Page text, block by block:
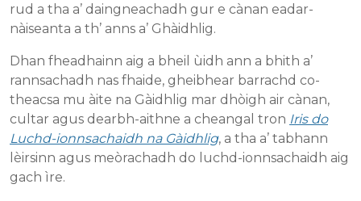
rud a tha a’ daingneachadh gur e cànan eadar-
nàiseanta a th’ anns a’ Ghàidhlig.
Dhan fheadhainn aig a bheil ùidh ann a bhith a’
rannsachadh nas fhaide, gheibhear barrachd co-
theacsa mu àite na Gàidhlig mar dhòigh air cànan,
cultar agus dearbh-aithne a cheangal tron Iris do
Luchd-ionnsachaidh na Gàidhlig, a tha a’ tabhann
lèirsinn agus meòrachadh do luchd-ionnsachaidh aig
gach ìre.